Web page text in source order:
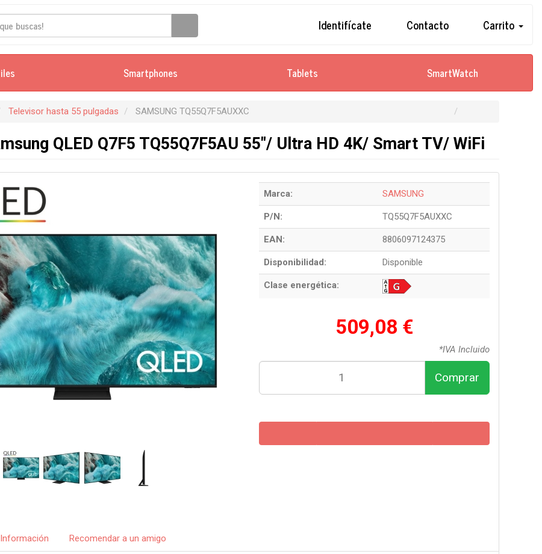
Identifícate Contacto Carrito
Smartphones Tablets SmartWatch
Televisor hasta 55 pulgadas SAMSUNG TQ55Q7F5AUXXC
QLED Q7F5 TQ55Q7F5AU 55"/ Ultra HD 4K/ Smart TV/ WiFi
Marca: SAMSUNG
P/N: TQ55Q7F5AUXXC
EAN: 8806097124375
Disponibilidad: Disponible
Clase energética:
509,08 €
*IVA Incluido
Comprar
Información Recomendar a un amigo